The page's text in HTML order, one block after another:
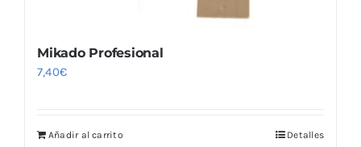
Mikado Profesional
7,40€
Añadir al carrito Detalles